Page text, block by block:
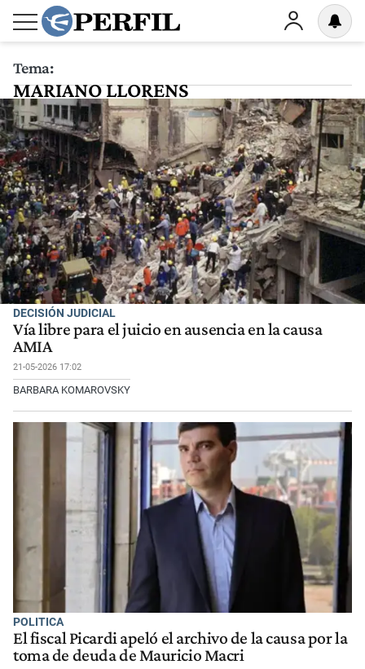
Tema:
MARIANO LLORENS
DECISIÓN JUDICIAL
Vía libre para el juicio en ausencia en la causa
AMIA
21-05-2026 17:02
BARBARA KOMAROVSKY
POLITICA
El fiscal Picardi apeló el archivo de la causa por la
toma de deuda de Mauricio Macri